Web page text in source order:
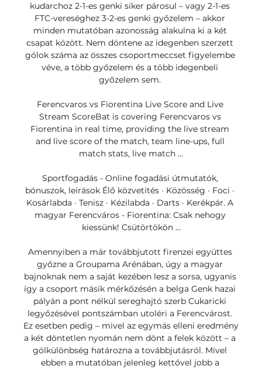
kudarchoz 2-1-es genki siker párosul – vagy 2-1-es
FTC-vereséghez 3-2-es genki győzelem – akkor
minden mutatóban azonosság alakulna ki a két
csapat között. Nem döntene az idegenben szerzett
gólok száma az összes csoportmeccset figyelembe
véve, a több győzelem és a több idegenbeli
győzelem sem.
Ferencvaros vs Fiorentina Live Score and Live
Stream ScoreBat is covering Ferencvaros vs
Fiorentina in real time, providing the live stream
and live score of the match, team line-ups, full
match stats, live match ...
Sportfogadás - Online fogadási útmutatók,
bónuszok, leírások Élő közvetítés · Közösség · Foci ·
Kosárlabda · Tenisz · Kézilabda · Darts · Kerékpár. A
magyar Ferencváros - Fiorentina: Csak nehogy
kiessünk! Csütörtökön ...
Amennyiben a már továbbjutott firenzei együttes
győzne a Groupama Arénában, úgy a magyar
bajnoknak nem a saját kezében lesz a sorsa, ugyanis
így a csoport másik mérkőzésén a belga Genk hazai
pályán a pont nélkül sereghajtó szerb Cukaricki
legyőzésével pontszámban utoléri a Ferencvárost.
Ez esetben pedig – mivel az egymás elleni eredmény
a két döntetlen nyomán nem dönt a felek között – a
gólkülönbség határozna a továbbjutásról. Mivel
ebben a mutatóban jelenleg kettővel jobb a